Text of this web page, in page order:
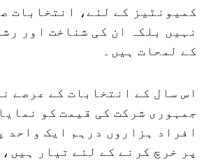
کمیونٹیز کے لئے، انتخابات
نہیں بلکہ ان کی شناخت اور
کے لمحات ہیں۔
اس سال کے انتخابات کے عرصے
جمہوری شرکت کی قیمت کو
افراد ہزاروں درہم ایک واحد
پر خرچ کرنے کے لئے تیار ہیں،